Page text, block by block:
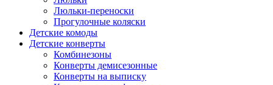
Люльки-переноски
Прогулочные коляски
Детские комоды
Детские конверты
Комбинезоны
Конверты демисезонные
Конверты на выписку